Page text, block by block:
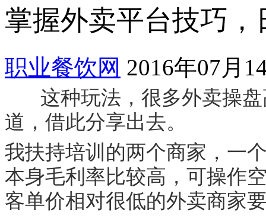
掌握外卖平台技巧，
职业餐饮网 2016年07月
这种玩法，很多外卖操盘
道，借此分享出去。
我扶持培训的两个商家，一
本身毛利率比较高，可操作
客单价相对很低的外卖商家